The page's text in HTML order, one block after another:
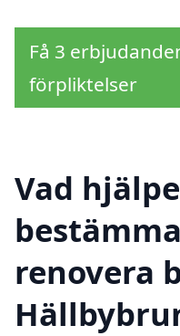
Få 3
förpliktelser
Vad
renovera